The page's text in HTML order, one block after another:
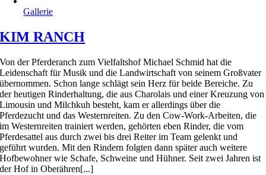
Gallerie
KIM RANCH
Von der Pferderanch zum Vielfaltshof Michael Schmid hat die
Leidenschaft für Musik und die Landwirtschaft von seinem Großvater
übernommen. Schon lange schlägt sein Herz für beide Bereiche. Zu
der heutigen Rinderhaltung, die aus Charolais und einer Kreuzung von
Limousin und Milchkuh besteht, kam er allerdings über die
Pferdezucht und das Westernreiten. Zu den Cow-Work-Arbeiten, die
im Westernreiten trainiert werden, gehörten eben Rinder, die vom
Pferdesattel aus durch zwei bis drei Reiter im Team gelenkt und
geführt wurden. Mit den Rindern folgten dann später auch weitere
Hofbewohner wie Schafe, Schweine und Hühner. Seit zwei Jahren ist
der Hof in Oberähren[...]